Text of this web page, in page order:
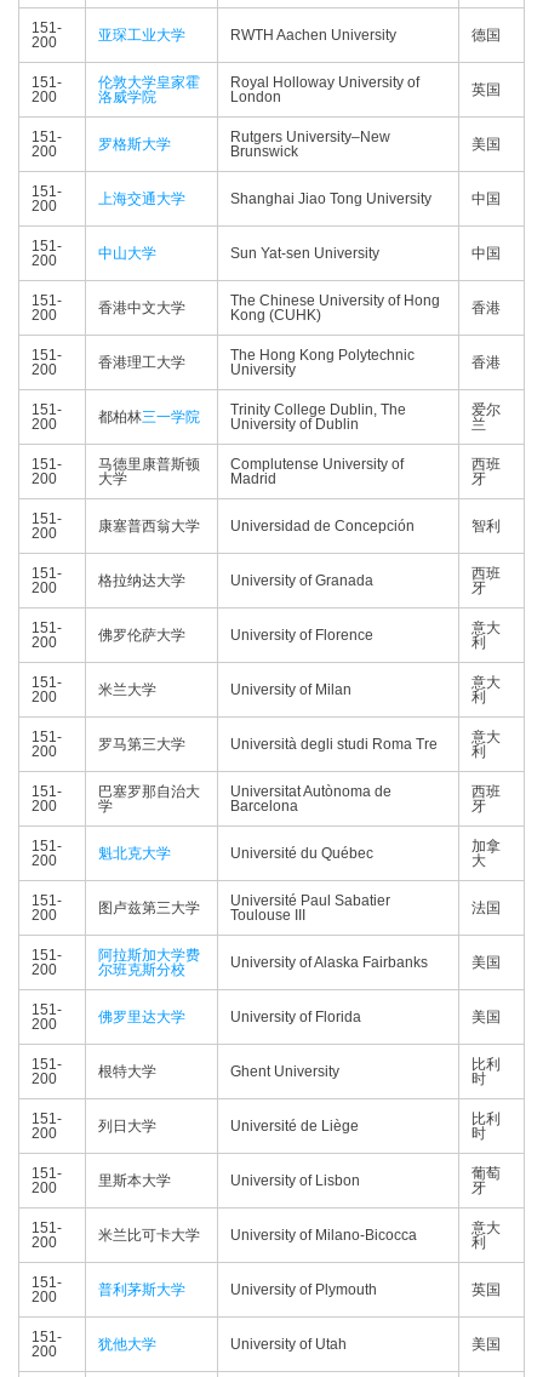
151-
200
亚琛工业大学 RWTH Aachen University 德国
151-
200
伦敦大学皇家霍
洛威学院
Royal Holloway University of
London
英国
151-
200
罗格斯大学
Rutgers University–New
Brunswick
美国
151-
200
上海交通大学 Shanghai Jiao Tong University 中国
151-
200
中山大学 Sun Yat-sen University 中国
151-
200
香港中文大学
The Chinese University of Hong
Kong (CUHK)
香港
151-
200
香港理工大学
The Hong Kong Polytechnic
University
香港
151-
200
都柏林三一学院
Trinity College Dublin, The
University of Dublin
爱尔
兰
151-
200
马德里康普斯顿
大学
Complutense University of
Madrid
西班
牙
151-
200
康塞普西翁大学 Universidad de Concepción 智利
151-
200
格拉纳达大学 University of Granada
西班
牙
151-
200
佛罗伦萨大学 University of Florence
意大
利
151-
200
米兰大学 University of Milan
意大
利
151-
200
罗马第三大学 Università degli studi Roma Tre
意大
利
151-
200
巴塞罗那自治大
学
Universitat Autònoma de
Barcelona
西班
牙
151-
200
魁北克大学 Université du Québec
加拿
大
151-
200
图卢兹第三大学
Université Paul Sabatier
Toulouse III
法国
151-
200
阿拉斯加大学费
尔班克斯分校
University of Alaska Fairbanks 美国
151-
200
佛罗里达大学 University of Florida 美国
151-
200
根特大学 Ghent University
比利
时
151-
200
列日大学 Université de Liège
比利
时
151-
200
里斯本大学 University of Lisbon
葡萄
牙
151-
200
米兰比可卡大学 University of Milano-Bicocca
意大
利
151-
200
普利茅斯大学 University of Plymouth 英国
151-
200
犹他大学 University of Utah 美国